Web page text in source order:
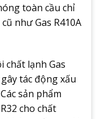
toàn cầu chỉ
như Gas R410A
chất lạnh Gas
tác động xấu
sản phẩm
cho chất